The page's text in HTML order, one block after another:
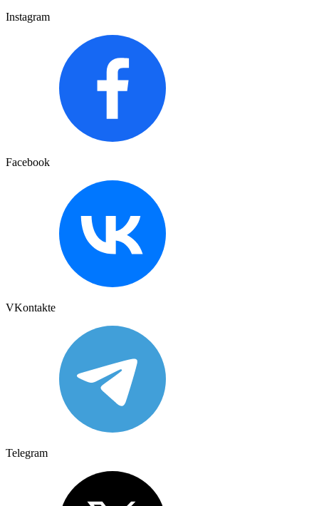
Instagram
Facebook
VKontakte
Telegram